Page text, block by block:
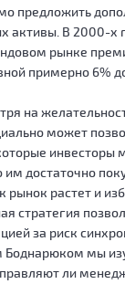
предложить
активы. В 2000-х
рынке
примерно 6%
на
может
им достаточно
рынок растет и
стратегия
за риск
мы
ли